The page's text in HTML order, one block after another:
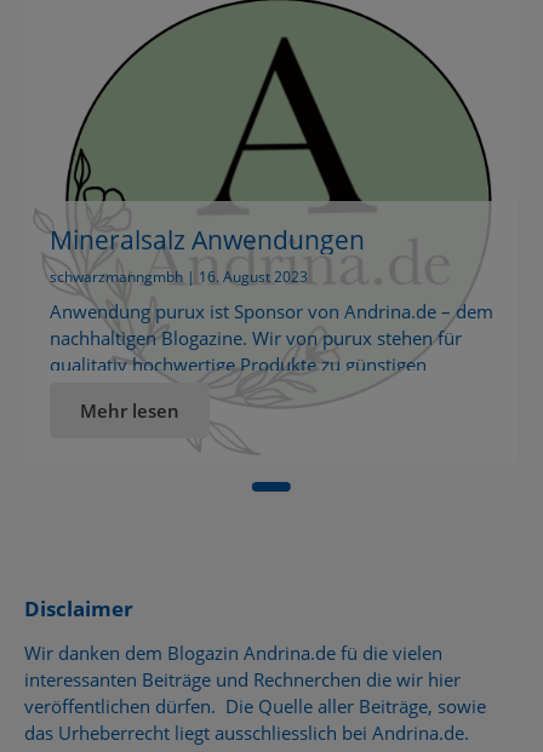
Mineralsalz Anwendungen
schwarzmanngmbh | 16. August 2023
Anwendung purux ist Sponsor von Andrina.de – dem
nachhaltigen Blogazine. Wir von purux stehen für
qualitativ hochwertige Produkte zu günstigen
Mehr lesen
Disclaimer
Wir danken dem Blogazin Andrina.de fü die vielen
interessanten Beiträge und Rechnerchen die wir hier
veröffentlichen dürfen. Die Quelle aller Beiträge, sowie
das Urheberrecht liegt ausschliesslich bei Andrina.de.